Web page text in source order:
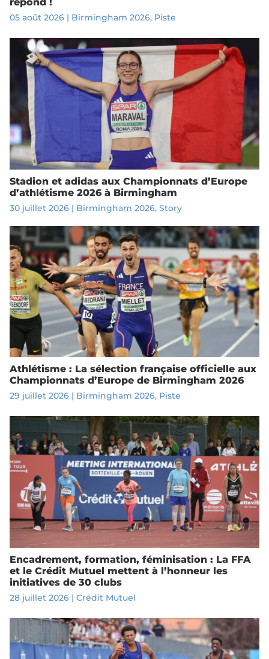
05 août 2026| Birmingham 2026, Piste
Stadion et adidas aux Championnats d’Europe
d’athlétisme 2026 à Birmingham
30 juillet 2026| Birmingham 2026, Story
Athlétisme : La sélection française officielle aux
Championnats d’Europe de Birmingham 2026
29 juillet 2026| Birmingham 2026, Piste
Encadrement, formation, féminisation : La FFA
et le Crédit Mutuel mettent à l’honneur les
initiatives de 30 clubs
28 juillet 2026| Crédit Mutuel